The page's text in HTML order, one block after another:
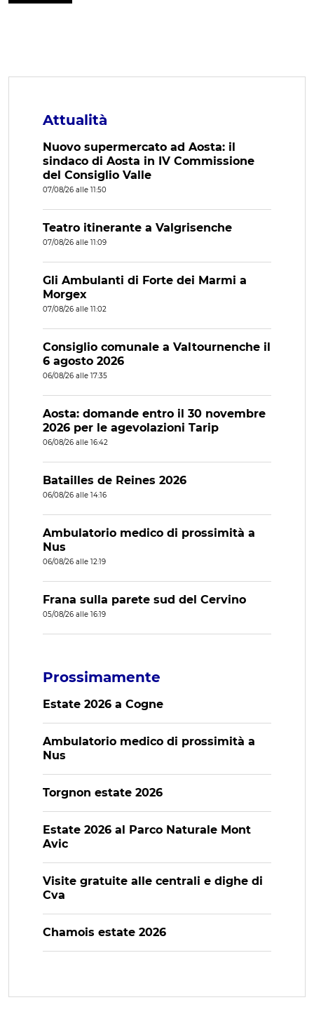
Attualità
Nuovo supermercato ad Aosta: il
sindaco di Aosta in IV Commissione
del Consiglio Valle
07/08/26 alle 11:50
Teatro itinerante a Valgrisenche
07/08/26 alle 11:09
Gli Ambulanti di Forte dei Marmi a
Morgex
07/08/26 alle 11:02
Consiglio comunale a Valtournenche il
6 agosto 2026
06/08/26 alle 17:35
Aosta: domande entro il 30 novembre
2026 per le agevolazioni Tarip
06/08/26 alle 16:42
Batailles de Reines 2026
06/08/26 alle 14:16
Ambulatorio medico di prossimità a
Nus
06/08/26 alle 12:19
Frana sulla parete sud del Cervino
05/08/26 alle 16:19
Prossimamente
Estate 2026 a Cogne
Ambulatorio medico di prossimità a
Nus
Torgnon estate 2026
Estate 2026 al Parco Naturale Mont
Avic
Visite gratuite alle centrali e dighe di
Cva
Chamois estate 2026